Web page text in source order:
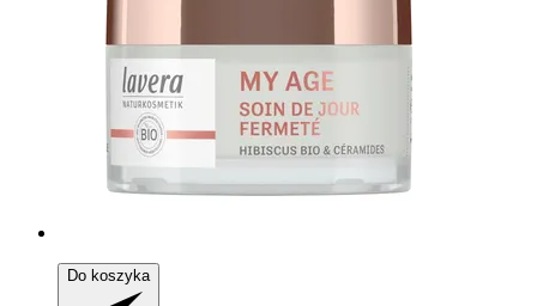
Do koszyka